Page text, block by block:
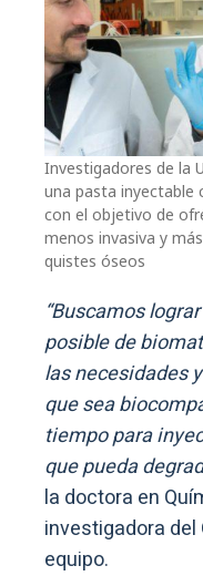
Investigadores de la
una pasta inyectable
con el objetivo de
menos invasiva y
quistes óseos
“Buscamos
posible de
las necesidades
que sea
tiempo para
que pueda
la doctora en
investigadora del
equipo.